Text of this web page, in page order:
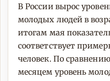
В России вырос
молодых людей в
итогам мая
соответствует
человек. По
месяцем уровень